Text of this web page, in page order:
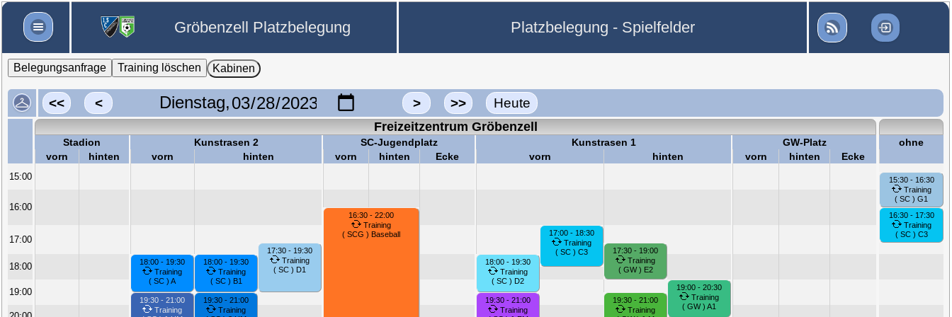
Gröbenzell Platzbelegung Platzbelegung - Spielfelder
Belegungsanfrage Training löschen Kabinen
<< < Dienstag, > >> Heute
Freizeitzentrum Gröbenzell
Stadion Kunstrasen 2 SC-Jugendplatz Kunstrasen 1 GW-Platz
ohne
vorn
hinten vorn hinten vorn hinten Ecke vorn hinten vorn hinten Ecke
15:00
15:30 - 16:30
Training
( SC ) G1
16:00
16:30 - 22:00
Training
( SCG ) Baseball
16:30 - 17:30
Training
( SC ) C3
17:00
17:00 - 18:30
Training
( SC ) C3
17:30 - 19:30
Training
( SC ) D1
17:30 - 19:00
Training
( GW ) E2
18:00
18:00 - 19:30
Training
( SC ) A
18:00 - 19:30
Training
( SC ) B1
18:00 - 19:30
Training
( SC ) D2
19:00
19:00 - 20:30
Training
( GW ) A1
19:30 - 21:00
Training
19:30 - 21:00
Training
19:30 - 21:00
Training
19:30 - 21:00
Training